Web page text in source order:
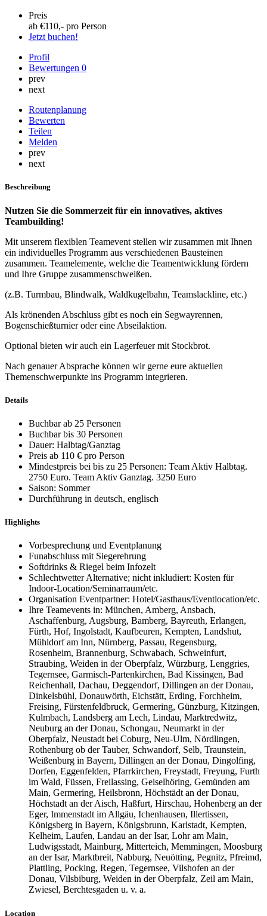
Preis
ab €110,- pro Person
Jetzt buchen!
Profil
Bewertungen 0
prev
next
Routenplanung
Bewerten
Teilen
Melden
prev
next
Beschreibung
Nutzen Sie die Sommerzeit für ein innovatives, aktives
Teambuilding!
Mit unserem flexiblen Teamevent stellen wir zusammen mit Ihnen
ein individuelles Programm aus verschiedenen Bausteinen
zusammen. Teamelemente, welche die Teamentwicklung fördern
und Ihre Gruppe zusammenschweißen.
(z.B. Turmbau, Blindwalk, Waldkugelbahn, Teamslackline, etc.)
Als krönenden Abschluss gibt es noch ein Segwayrennen,
Bogenschießturnier oder eine Abseilaktion.
Optional bieten wir auch ein Lagerfeuer mit Stockbrot.
Nach genauer Absprache können wir gerne eure aktuellen
Themenschwerpunkte ins Programm integrieren.
Details
Buchbar ab 25 Personen
Buchbar bis 30 Personen
Dauer: Halbtag/Ganztag
Preis ab 110 € pro Person
Mindestpreis bei bis zu 25 Personen: Team Aktiv Halbtag.
2750 Euro. Team Aktiv Ganztag. 3250 Euro
Saison: Sommer
Durchführung in deutsch, englisch
Highlights
Vorbesprechung und Eventplanung
Funabschluss mit Siegerehrung
Softdrinks & Riegel beim Infozelt
Schlechtwetter Alternative; nicht inkludiert: Kosten für
Indoor-Location/Seminarraum/etc.
Organisation Eventpartner: Hotel/Gasthaus/Eventlocation/etc.
Ihre Teamevents in: München, Amberg, Ansbach,
Aschaffenburg, Augsburg, Bamberg, Bayreuth, Erlangen,
Fürth, Hof, Ingolstadt, Kaufbeuren, Kempten, Landshut,
Mühldorf am Inn, Nürnberg, Passau, Regensburg,
Rosenheim, Brannenburg, Schwabach, Schweinfurt,
Straubing, Weiden in der Oberpfalz, Würzburg, Lenggries,
Tegernsee, Garmisch-Partenkirchen, Bad Kissingen, Bad
Reichenhall, Dachau, Deggendorf, Dillingen an der Donau,
Dinkelsbühl, Donauwörth, Eichstätt, Erding, Forchheim,
Freising, Fürstenfeldbruck, Germering, Günzburg, Kitzingen,
Kulmbach, Landsberg am Lech, Lindau, Marktredwitz,
Neuburg an der Donau, Schongau, Neumarkt in der
Oberpfalz, Neustadt bei Coburg, Neu-Ulm, Nördlingen,
Rothenburg ob der Tauber, Schwandorf, Selb, Traunstein,
Weißenburg in Bayern, Dillingen an der Donau, Dingolfing,
Dorfen, Eggenfelden, Pfarrkirchen, Freystadt, Freyung, Furth
im Wald, Füssen, Freilassing, Geiselhöring, Gemünden am
Main, Germering, Heilsbronn, Höchstädt an der Donau,
Höchstadt an der Aisch, Haßfurt, Hirschau, Hohenberg an der
Eger, Immenstadt im Allgäu, Ichenhausen, Illertissen,
Königsberg in Bayern, Königsbrunn, Karlstadt, Kempten,
Kelheim, Laufen, Landau an der Isar, Lohr am Main,
Ludwigsstadt, Mainburg, Mitterteich, Memmingen, Moosburg
an der Isar, Marktbreit, Nabburg, Neuötting, Pegnitz, Pfreimd,
Plattling, Pocking, Regen, Tegernsee, Vilshofen an der
Donau, Vilsbiburg, Weiden in der Oberpfalz, Zeil am Main,
Zwiesel, Berchtesgaden u. v. a.
Location